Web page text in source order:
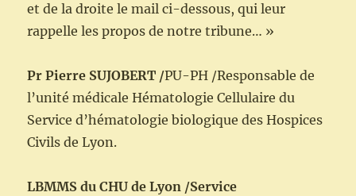
et de la droite le mail ci-dessous, qui leur
rappelle les propos de notre tribune… »
Pr Pierre SUJOBERT /PU-PH /Responsable de
l’unité médicale Hématologie Cellulaire du
Service d’hématologie biologique des Hospices
Civils de Lyon.
LBMMS du CHU de Lyon /Service